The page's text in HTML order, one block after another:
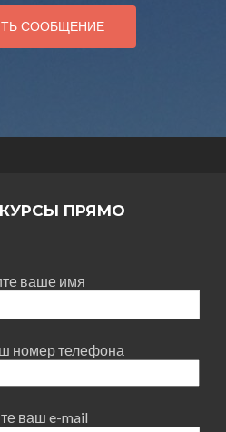
СООБЩЕНИЕ
ПРЯМО
ваше имя
номер телефона
ваш e-mail